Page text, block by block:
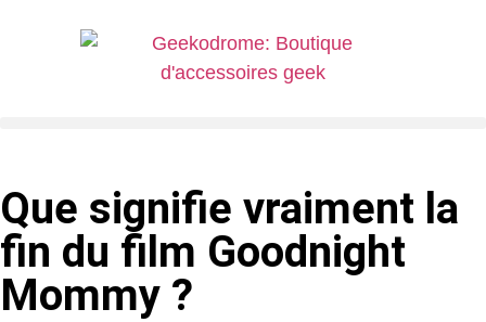
Que signifie vraiment la
fin du film Goodnight
Mommy ?